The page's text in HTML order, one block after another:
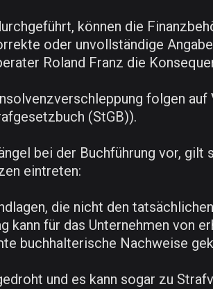
können die
oder unvollständige
Roland Franz die
folgen
(StGB)).
bei der Buchführung vor, gilt
eintreten:
die nicht den
kann für das Unternehmen von
buchhalterische Nachweise
und es kann sogar zu